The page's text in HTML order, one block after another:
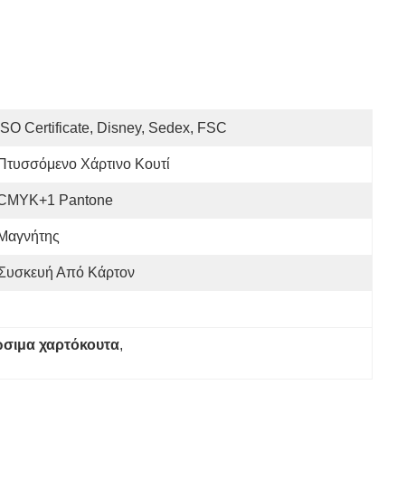
ISO Certificate, Disney, Sedex, FSC
Χάρτινο Κουτί
Pantone
Από Κάρτον
χαρτόκουτα,